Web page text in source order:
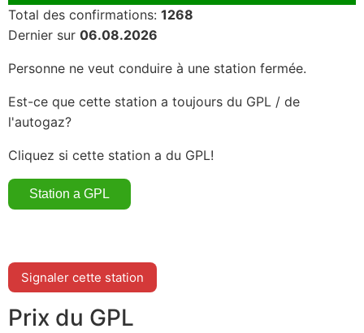
Total des confirmations: 1268
Dernier sur 06.08.2026
Personne ne veut conduire à une station fermée.
Est-ce que cette station a toujours du GPL / de
l'autogaz?
Cliquez si cette station a du GPL!
Signaler cette station
Prix du GPL